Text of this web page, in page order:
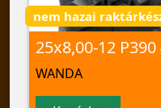
nem hazai
25x8,00-12 P390
WANDA